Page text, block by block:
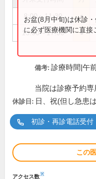
8:00～11:30 ●
13:00～17:00 ●
お盆(8月中旬)は休診
に必ず医療機関に直接
備考: 診療時間|午
当院は診療予約
休診日: 日、祝(但し急患
初診・再診電話受付
この
アクセス数※